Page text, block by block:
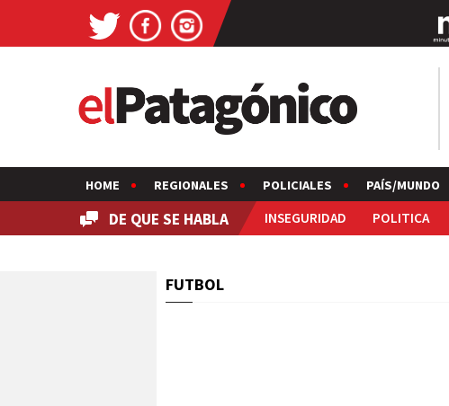
HOME REGIONALES POLICIALES PAÍS/MUNDO
DE QUE SE HABLA INSEGURIDAD POLITICA
FUTBOL